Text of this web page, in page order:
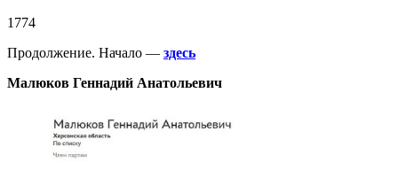
1774
Продолжение. Начало — здесь
Малюков Геннадий Анатольевич